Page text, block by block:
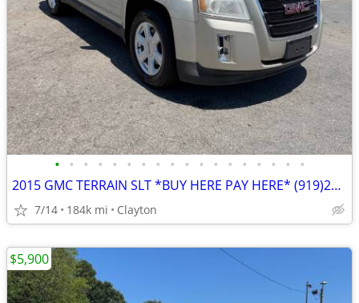
• • • • • • • • • • • • • • • • • •
2015 GMC TERRAIN SLT *BUY HERE PAY HERE* (919)243-1060
7/14 184k mi Clayton
$5,900